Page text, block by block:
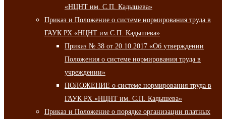
«НЦНТ им. С.П. Кадышева»
Приказ и Положение о системе нормирования труда в
ГАУК РХ «НЦНТ им.С.П. Кадышева»
Приказ № 38 от 20.10.2017 «Об утверждении
Положения о системе нормирования труда в
учреждении»
ПОЛОЖЕНИЕ о системе нормирования труда в
ГАУК РХ «НЦНТ им. С.П. Кадышева»
Приказ и Положение о порядке организации платных